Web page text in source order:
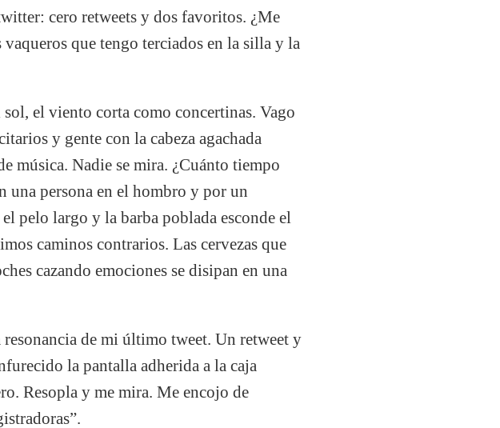
cero retweets y dos favoritos. ¿Me
que tengo terciados en la silla y la
el viento corta como concertinas. Vago
y gente con la cabeza agachada
música. Nadie se mira. ¿Cuánto tiempo
una persona en el hombro y por un
pelo largo y la barba poblada esconde el
caminos contrarios. Las cervezas que
cazando emociones se disipan en una
de mi último tweet. Un retweet y
la pantalla adherida a la caja
Resopla y me mira. Me encojo de